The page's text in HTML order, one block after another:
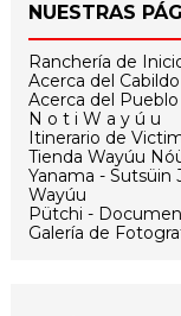
NUESTRAS
Ranchería de
Acerca del Cabildo
Acerca del
N o t i W a y ú u
Itinerario de
Tienda Wayúu
Yanama - Sutsüin
Wayúu
Pütchi -
Galería de